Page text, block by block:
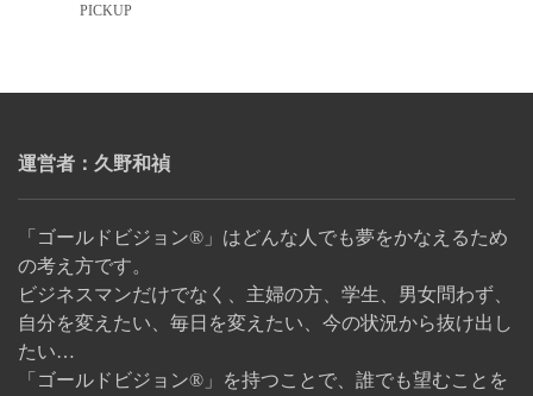
PICKUP
運営者：久野和禎
「ゴールドビジョン®」はどんな人でも夢をかなえるため
の考え方です。
ビジネスマンだけでなく、主婦の方、学生、男女問わず、
自分を変えたい、毎日を変えたい、今の状況から抜け出し
たい…
「ゴールドビジョン®」を持つことで、誰でも望むことを